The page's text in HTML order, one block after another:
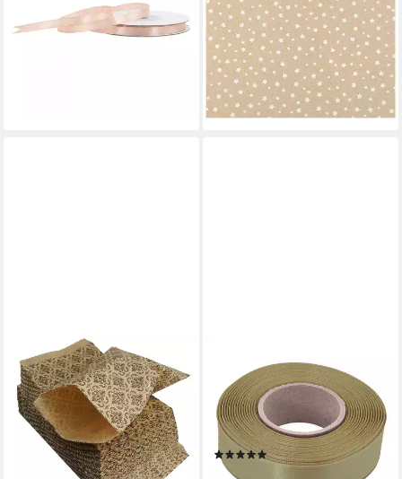
(0,06 €/ 1 m)
lieferbar - in 3-4 Werktagen bei dir
Weihnachten natur 0,7x2m
Dekopapier, Weihnachten 3
6,69 €
(1,59 €/ 1 qm)
lieferbar - in 3-4 Werktagen bei dir
MADDMA
Geschenkpapier Papiertüten
mit Ornamentdruck 100 St.
15 x 23 cm, naturfarben
13,30 €
(0,13 €/ 1 Stk)
lieferbar - in 3-4 Werktagen bei dir
Geschenkband 20m
Satinband beidseitig 24mm,
Dekoband Geschenkband,
beige
(2)
8,75 €